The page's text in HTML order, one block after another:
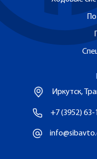
Иркутск,
+7 (3952)